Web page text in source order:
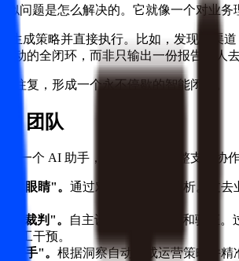
问题是怎么解决的。它就像一个对业务
生成策略并直接执行。比如，发现某渠
动的全闭环，而非只输出一份报告等人去
往复，形成一个永不停歇的智能闭环。
团队
配一个 AI 助手，而是给企业一整支能协作
的"眼睛"。 通过对话进行数据分析。过去
的"裁判"。
自主设计实验、推流和验证。
人工干预。
的"手"。 根据洞察自动生成运营策略并